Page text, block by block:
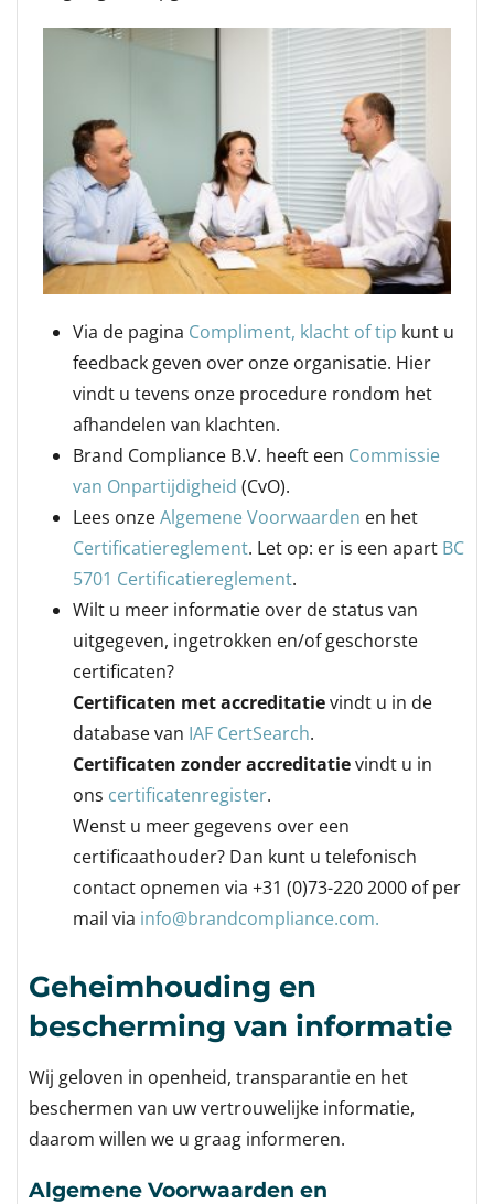
Via de pagina Compliment, klacht of tip kunt u
feedback geven over onze organisatie. Hier
vindt u tevens onze procedure rondom het
afhandelen van klachten.
Brand Compliance B.V. heeft een Commissie
van Onpartijdigheid (CvO).
Lees onzeAlgemene Voorwaarden en het
Certificatiereglement. Let op: er is een apart BC
5701 Certificatiereglement.
Wilt u meer informatie over de status van
uitgegeven, ingetrokken en/of geschorste
certificaten?
Certificaten met accreditatievindt u in de
database van IAF CertSearch.
Certificaten zonder accreditatievindt u in
ons certificatenregister.
Wenst u meer gegevens over een
certificaathouder? Dan kunt u telefonisch
contact opnemen via +31 (0)73-220 2000 of per
mail via info@brandcompliance.com.
Geheimhouding en
bescherming van informatie
Wij geloven in openheid, transparantie en het
beschermen van uw vertrouwelijke informatie,
daarom willen we u graag informeren.
Algemene Voorwaarden en